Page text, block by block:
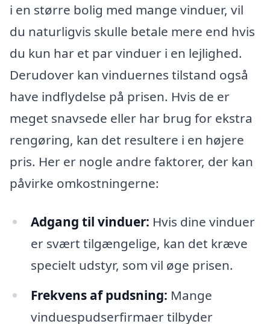
i en større bolig med mange vinduer, vil
du naturligvis skulle betale mere end hvis
du kun har et par vinduer i en lejlighed.
Derudover kan vinduernes tilstand også
have indflydelse på prisen. Hvis de er
meget snavsede eller har brug for ekstra
rengøring, kan det resultere i en højere
pris. Her er nogle andre faktorer, der kan
påvirke omkostningerne:
Adgang til vinduer: Hvis dine vinduer
er svært tilgængelige, kan det kræve
specielt udstyr, som vil øge prisen.
Frekvens af pudsning: Mange
vinduespudserfirmaer tilbyder